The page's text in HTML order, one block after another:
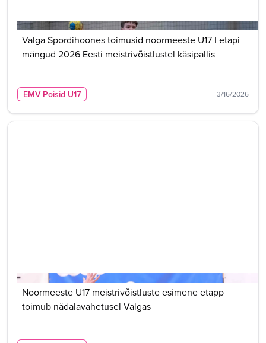
Valga Spordihoones toimusid noormeeste U17 I etapi
mängud 2026 Eesti meistrivõistlustel käsipallis
EMV Poisid U17 3/16/2026
Noormeeste U17 meistrivõistluste esimene etapp
toimub nädalavahetusel Valgas